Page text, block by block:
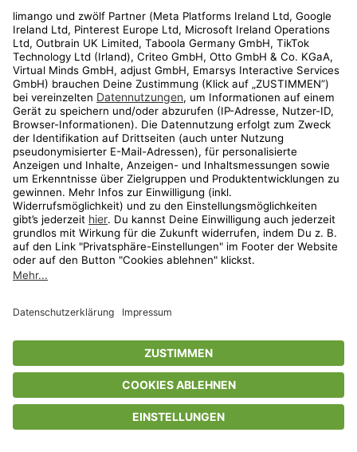
family exklusiv
Britax Römer
Kinderwagen, Kindersitze & anderes für Kinder & Babys
bis- 36%*
family exklusiv
Big Star Men
Bequeme Kleidung für Ihn
bis-56%*
K3 by Kenzo Takada
Handtücher & Bademäntel für Erwachsene
bis-74%*